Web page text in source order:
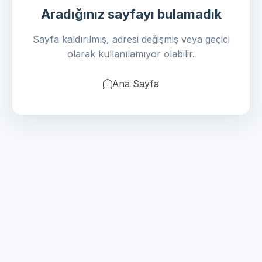
Aradığınız sayfayı bulamadık
Sayfa kaldırılmış, adresi değişmiş veya geçici
olarak kullanılamıyor olabilir.
Ana Sayfa